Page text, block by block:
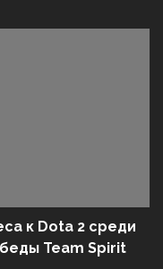
к Dota 2 среди
Team Spirit